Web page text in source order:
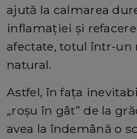
ajută la calmarea
inflamației și
afectate, totul într-un
natural.
Astfel, în fața
„roșu în gât” de la
avea la îndemână o